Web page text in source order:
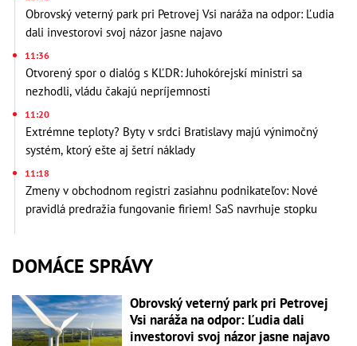
Obrovský veterný park pri Petrovej Vsi naráža na odpor: Ľudia
dali investorovi svoj názor jasne najavo
11:36
Otvorený spor o dialóg s KĽDR: Juhokórejskí ministri sa
nezhodli, vládu čakajú nepríjemnosti
11:20
Extrémne teploty? Byty v srdci Bratislavy majú výnimočný
systém, ktorý ešte aj šetrí náklady
11:18
Zmeny v obchodnom registri zasiahnu podnikateľov: Nové
pravidlá predražia fungovanie firiem! SaS navrhuje stopku
DOMÁCE SPRÁVY
Obrovský veterný park pri Petrovej
Vsi naráža na odpor: Ľudia dali
investorovi svoj názor jasne najavo